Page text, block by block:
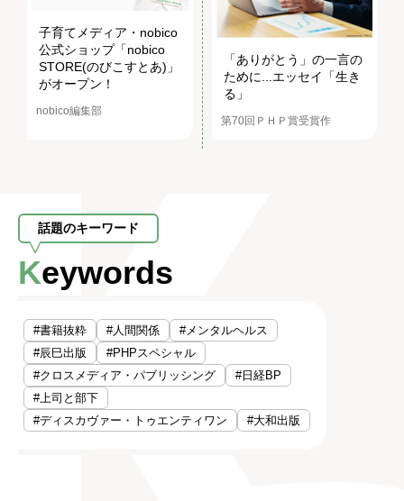
子育てメディア・nobico
公式ショップ「nobico
STORE(のびこすとあ)」
がオープン！
nobico編集部
「ありがとう」の一言の
ために...エッセイ「生き
る」
第70回ＰＨＰ賞受賞作
話題のキーワード
Keywords
#書籍抜粋 #人間関係
#メンタルヘルス
#辰巳出版
#PHPスペシャル
#クロスメディア・パブリッシング
#日経BP
#上司と部下
#ディスカヴァー・トゥエンティワン
#大和出版